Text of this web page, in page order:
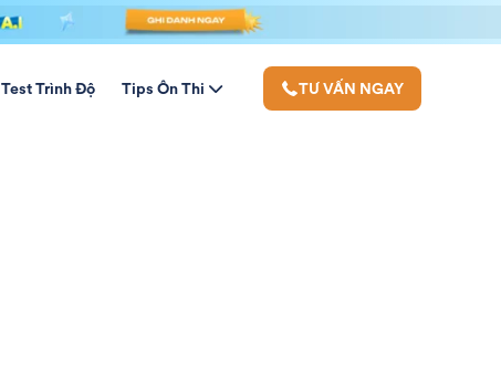
Test Trình Độ Tips Ôn Thi TƯ VẤN NGAY